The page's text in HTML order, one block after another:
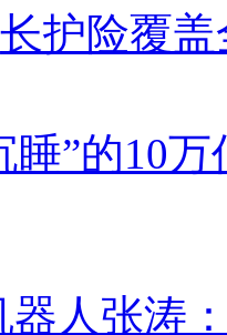
长护险覆
睡”的10
器人张涛